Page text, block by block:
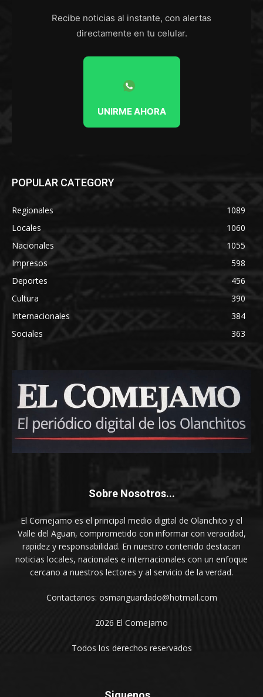
Recibe noticias al instante, con alertas
directamente en tu celular.
UNIRME AHORA
POPULAR CATEGORY
Regionales
1089
Locales
1060
Nacionales
1055
Impresos
598
Deportes
456
Cultura
390
Internacionales
384
Sociales
363
Sobre Nosotros...
El Comejamo es el principal medio digital de Olanchito y el
Valle del Aguan, comprometido con informar con veracidad,
rapidez y responsabilidad. En nuestro contenido destacan
noticias locales, nacionales e internacionales con un enfoque
cercano a nuestros lectores y al servicio de la verdad.
Contactanos: osmanguardado@hotmail.com
2026 El Comejamo
Todos los derechos reservados